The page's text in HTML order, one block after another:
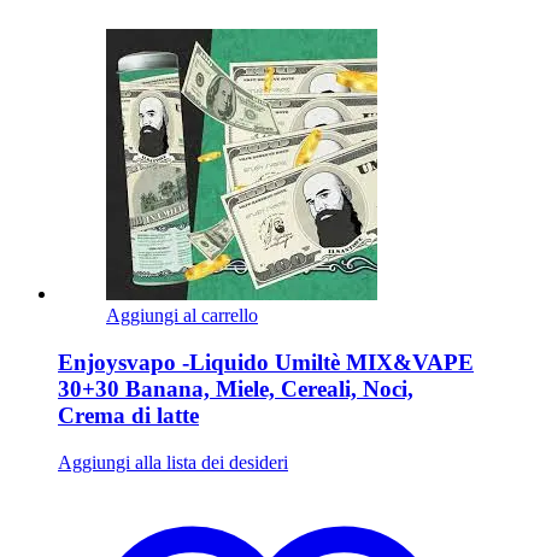
Aggiungi al carrello
Enjoysvapo -Liquido Umiltè MIX&VAPE
30+30 Banana, Miele, Cereali, Noci,
Crema di latte
Aggiungi alla lista dei desideri